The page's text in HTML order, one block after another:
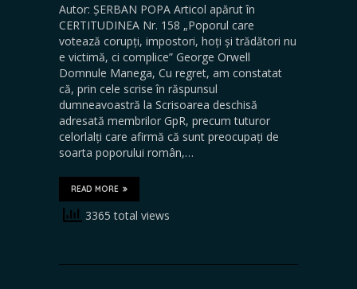
Autor: ȘERBAN POPA Articol apărut în
CERTITUDINEA Nr. 158 „Poporul care
votează corupți, impostori, hoți și trădători nu
e victimă, ci complice” George Orwell
Domnule Manega, Cu regret, am constatat
că, prin cele scrise în răspunsul
dumneavoastră la Scrisoarea deschisă
adresată membrilor GpR, precum tuturor
celorlalți care afirmă că sunt preocupați de
soarta poporului român,…
READ MORE
3365 total views